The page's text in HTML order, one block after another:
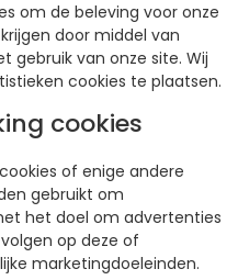
om de beleving voor onze
door middel van
gebruik van onze site. Wij
cookies te plaatsen.
cookies
of enige andere
gebruikt om
het doel om advertenties
op deze of
marketingdoeleinden.